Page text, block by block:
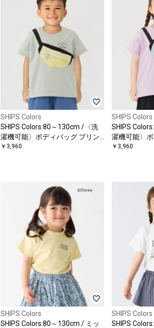
SHIPS Colors
SHIPS Colors:80～130cm /〈洗
濯機可能〉ボディバッグ プリン
ト Tシャツ
￥3,960
SHIPS Colors
SHIPS
濯機可能〉
ト Tシャツ
￥3,960
SHIPS Colors
SHIPS Colors:80～130cm / ミッ
SHIPS Colors
SHIPS